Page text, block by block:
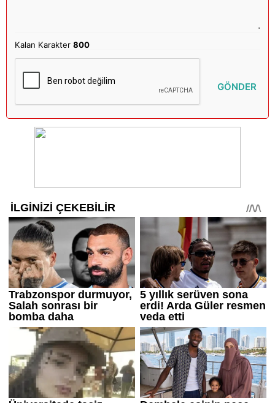
Kalan Karakter800
GÖNDER